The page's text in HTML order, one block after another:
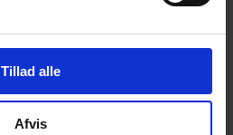
Tillad alle
Afvis